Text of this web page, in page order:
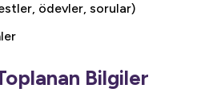
ödevler, sorular)
Bilgiler